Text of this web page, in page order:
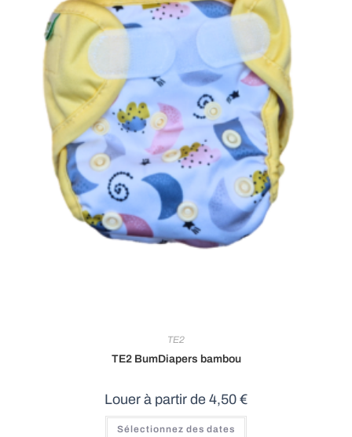
TE2
TE2 BumDiapers bambou
Louer à partir de 4,50 €
Sélectionnez des dates
Ce